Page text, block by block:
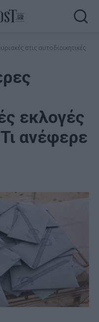
στις αυτοδιοικητικές
εκλογές
ανέφερε